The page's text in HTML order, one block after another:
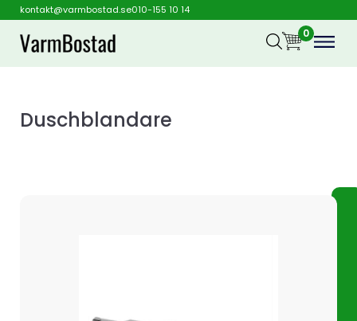
kontakt@varmbostad.se010-155 10 14
0
Duschblandare